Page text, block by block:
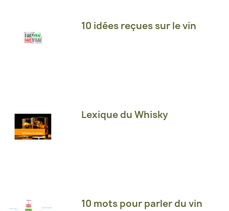
10 idées reçues sur le vin
Lexique du Whisky
10 mots pour parler du vin